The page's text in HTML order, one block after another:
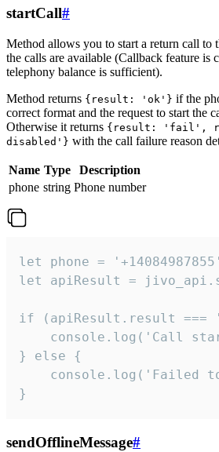
startCall#
Method allows you to start a return call to
the calls are available (Callback feature is
telephony balance is sufficient).
Method returns {result: 'ok'} if the
correct format and the request to start the
Otherwise it returns {result: 'fail',
disabled'} with the call failure reason
Name Type
Description
phone string Phone number
let phone =
let apiResult =
if (apiResult.result
console.log('Call
} else {
console.log('Failed
}
sendOfflineMessage#